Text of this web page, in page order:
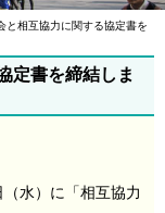
相互協力に関する協定書を
定書を締結しま
水）に「相互協力